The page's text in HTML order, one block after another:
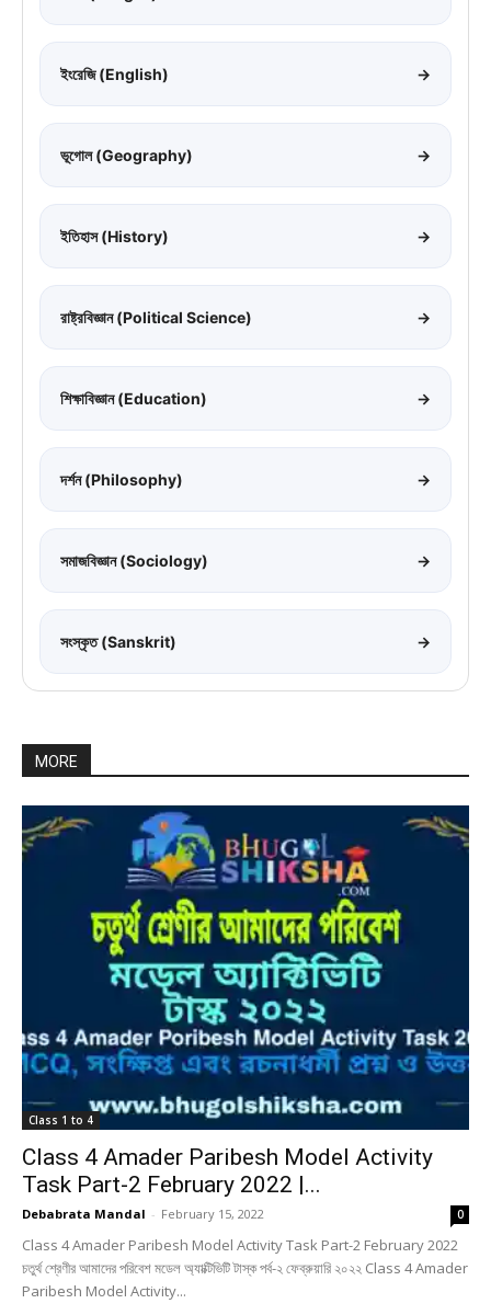
ইংরেজি (English) →
ভূগোল (Geography) →
ইতিহাস (History) →
রাষ্ট্রবিজ্ঞান (Political Science) →
শিক্ষাবিজ্ঞান (Education) →
দর্শন (Philosophy) →
সমাজবিজ্ঞান (Sociology) →
সংস্কৃত (Sanskrit) →
MORE
Class 1 to 4
Class 4 Amader Paribesh Model Activity
Task Part-2 February 2022 |...
Debabrata Mandal - February 15, 2022 0
Class 4 Amader Paribesh Model Activity Task Part-2 February 2022
চতুর্থ শ্রেণীর আমাদের পরিবেশ মডেল অ্যাক্টিভিটি টাস্ক পর্ব-২ ফেব্রুয়ারি ২০২২ Class 4 Amader
Paribesh Model Activity...